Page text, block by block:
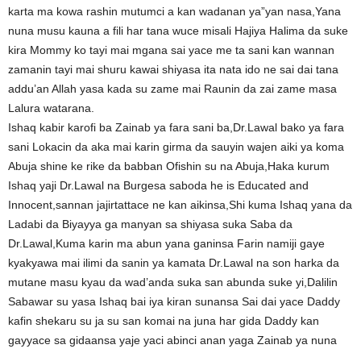
karta ma kowa rashin mutumci a kan wadanan ya”yan nasa,Yana
nuna musu kauna a fili har tana wuce misali Hajiya Halima da suke
kira Mommy ko tayi mai mgana sai yace me ta sani kan wannan
zamanin tayi mai shuru kawai shiyasa ita nata ido ne sai dai tana
addu’an Allah yasa kada su zame mai Raunin da zai zame masa
Lalura watarana.
Ishaq kabir karofi ba Zainab ya fara sani ba,Dr.Lawal bako ya fara
sani Lokacin da aka mai karin girma da sauyin wajen aiki ya koma
Abuja shine ke rike da babban Ofishin su na Abuja,Haka kurum
Ishaq yaji Dr.Lawal na Burgesa saboda he is Educated and
Innocent,sannan jajirtattace ne kan aikinsa,Shi kuma Ishaq yana da
Ladabi da Biyayya ga manyan sa shiyasa suka Saba da
Dr.Lawal,Kuma karin ma abun yana ganinsa Farin namiji gaye
kyakyawa mai ilimi da sanin ya kamata Dr.Lawal na son harka da
mutane masu kyau da wad’anda suka san abunda suke yi,Dalilin
Sabawar su yasa Ishaq bai iya kiran sunansa Sai dai yace Daddy
kafin shekaru su ja su san komai na juna har gida Daddy kan
gayyace sa gidaansa yaje yaci abinci anan yaga Zainab ya nuna